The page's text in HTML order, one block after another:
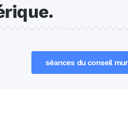
séances du conseil